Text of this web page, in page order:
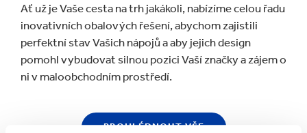
Ať už je Vaše cesta na trh jakákoli, nabízíme celou řadu
inovativních obalových řešení, abychom zajistili
perfektní stav Vašich nápojů a aby jejich design
pomohl vybudovat silnou pozici Vaší značky a zájem o
ni v maloobchodním prostředí.
PROHLÉDNOUT VŠE